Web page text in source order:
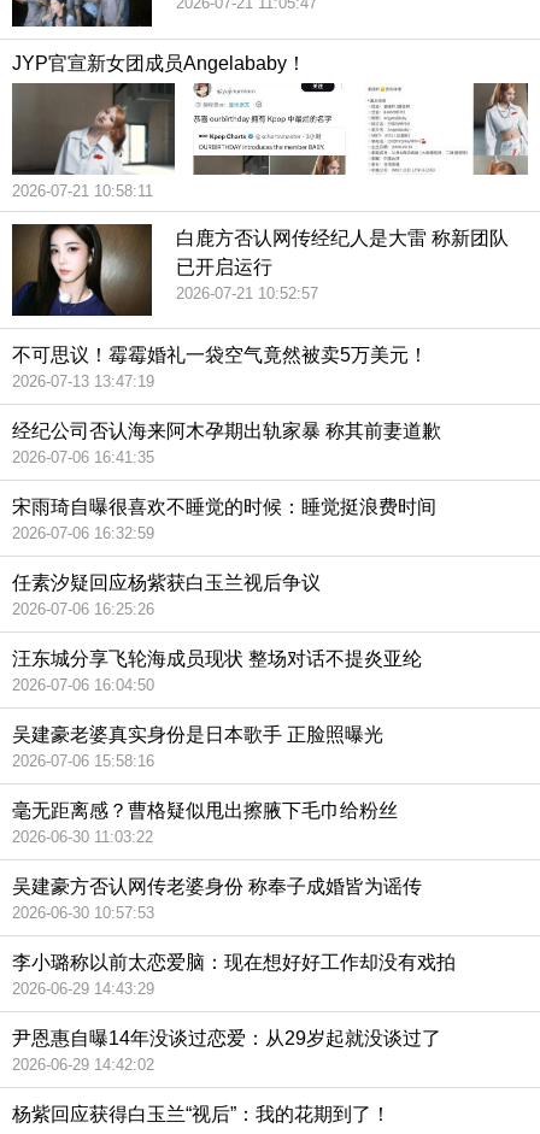
JYP官宣新女团成员Angelababy！
2026-07-21 10:58:11
白鹿方否认网传经纪人是大雷 称新团队
已开启运行
2026-07-21 10:52:57
不可思议！霉霉婚礼一袋空气竟然被卖5万美元！
2026-07-13 13:47:19
经纪公司否认海来阿木孕期出轨家暴 称其前妻道歉
2026-07-06 16:41:35
宋雨琦自曝很喜欢不睡觉的时候：睡觉挺浪费时间
2026-07-06 16:32:59
任素汐疑回应杨紫获白玉兰视后争议
2026-07-06 16:25:26
汪东城分享飞轮海成员现状 整场对话不提炎亚纶
2026-07-06 16:04:50
吴建豪老婆真实身份是日本歌手 正脸照曝光
2026-07-06 15:58:16
毫无距离感？曹格疑似甩出擦腋下毛巾给粉丝
2026-06-30 11:03:22
吴建豪方否认网传老婆身份 称奉子成婚皆为谣传
2026-06-30 10:57:53
李小璐称以前太恋爱脑：现在想好好工作却没有戏拍
2026-06-29 14:43:29
尹恩惠自曝14年没谈过恋爱：从29岁起就没谈过了
2026-06-29 14:42:02
杨紫回应获得白玉兰“视后”：我的花期到了！